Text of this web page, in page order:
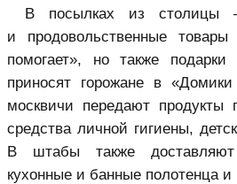
В посылках из
и продовольственные
помогает», но также
приносят горожане в
москвичи передают продукты
средства личной гигиены,
В штабы также доставляют
кухонные и банные полотенца